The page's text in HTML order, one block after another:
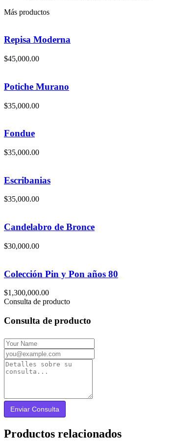
Más productos
Repisa Moderna
$45,000.00
Potiche Murano
$35,000.00
Fondue
$35,000.00
Escribanias
$35,000.00
Candelabro de Bronce
$30,000.00
Colección Pin y Pon años 80
$1,300,000.00
Consulta de producto
Consulta de producto
Productos relacionados